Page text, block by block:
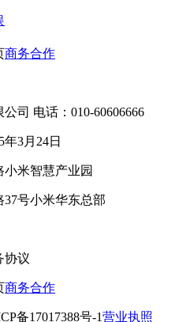
商务合作
司 电话：010-60606666
3月24日
米智慧产业园
号小米华东总部
协议
商务合作
备17017388号-1营业执照